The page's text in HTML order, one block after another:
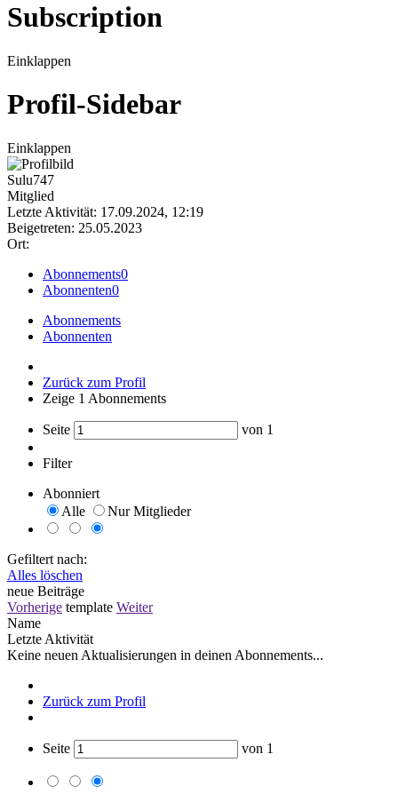
Subscription
Einklappen
Profil-Sidebar
Einklappen
Sulu747
Mitglied
Letzte Aktivität: 17.09.2024, 12:19
Beigetreten: 25.05.2023
Ort:
Abonnements0
Abonnenten0
Abonnements
Abonnenten
Zurück zum Profil
Zeige 1 Abonnements
Seite von 1
Filter
Abonniert
Alle
Nur Mitglieder
Gefiltert nach:
Alles löschen
neue Beiträge
Vorherige template Weiter
Name
Letzte Aktivität
Keine neuen Aktualisierungen in deinen Abonnements...
Zurück zum Profil
Seite von 1